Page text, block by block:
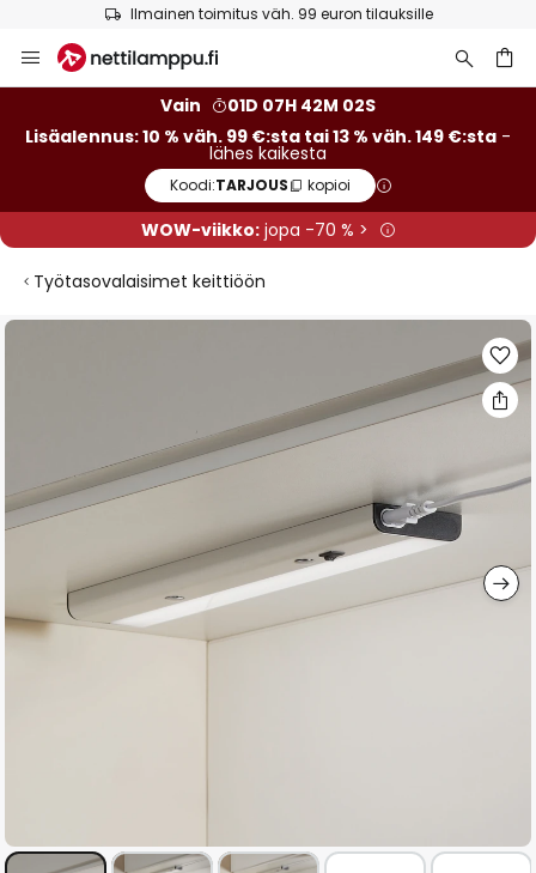
Ilmainen toimitus väh. 99 euron tilauksille
to
Vain
01D 07H 42M 02S
Lisäalennus: 10 % väh. 99 €:sta tai 13 % väh. 149 €:sta -
lähes kaikesta
Koodi:TARJOUS kopioi
WOW-viikko:jopa -70 % >
Työtasovalaisimet keittiöön
Skip
the
images